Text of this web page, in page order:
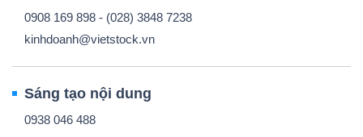
0908 169 898 - (028) 3848 7238
kinhdoanh@vietstock.vn
Sáng tạo nội dung
0938 046 488